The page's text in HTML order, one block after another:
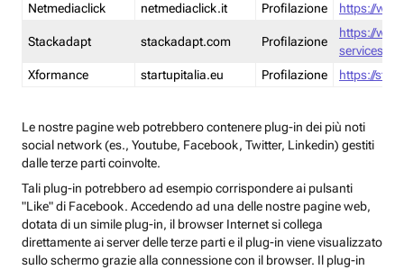
Netmediaclick
netmediaclick.it Profilazione https://
Stackadapt stackadapt.com Profilazione
https://
services-
Xformance
startupitalia.eu Profilazione https://
Le nostre pagine web potrebbero contenere plug-in dei più noti
social network (es., Youtube, Facebook, Twitter, Linkedin) gestiti
dalle terze parti coinvolte.
Tali plug-in potrebbero ad esempio corrispondere ai pulsanti
"Like" di Facebook. Accedendo ad una delle nostre pagine web,
dotata di un simile plug-in, il browser Internet si collega
direttamente ai server delle terze parti e il plug-in viene visualizzato
sullo schermo grazie alla connessione con il browser. Il plug-in